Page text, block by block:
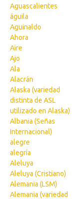
Aguascalientes
águila
Aguinaldo
Ahora
Aire
Ajo
Ala
Alacrán
Alaska (variedad
distinta de ASL
utilizado en Alaska)
Albania (Señas
Internacional)
alegre
alegría
Aleluya
Aleluya (Cristiano)
Alemania (LSM)
Alemania (variedad